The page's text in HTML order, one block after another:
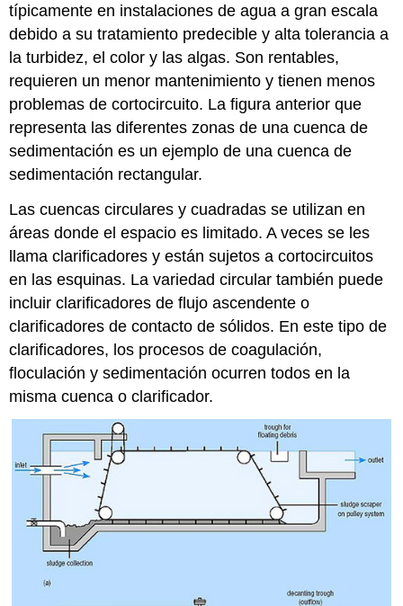
típicamente en instalaciones de agua a gran escala
debido a su tratamiento predecible y alta tolerancia a
la turbidez, el color y las algas. Son rentables,
requieren un menor mantenimiento y tienen menos
problemas de cortocircuito. La figura anterior que
representa las diferentes zonas de una cuenca de
sedimentación es un ejemplo de una cuenca de
sedimentación rectangular.
Las cuencas circulares y cuadradas se utilizan en
áreas donde el espacio es limitado. A veces se les
llama clarificadores y están sujetos a cortocircuitos
en las esquinas. La variedad circular también puede
incluir clarificadores de flujo ascendente o
clarificadores de contacto de sólidos. En este tipo de
clarificadores, los procesos de coagulación,
floculación y sedimentación ocurren todos en la
misma cuenca o clarificador.